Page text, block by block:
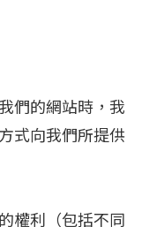
們的網站時，我
式向我們所提供
權利（包括不同